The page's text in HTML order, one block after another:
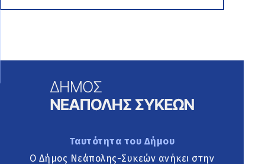
Ταυτότητα του Δήμου
Ο Δήμος Νεάπολης-Συκεών ανήκει στην